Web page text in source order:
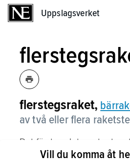
Uppslagsverket
flerstegsraket,
av två eller flera
Det första och tyngsta
från marken. När detta gjort
Vill du komma åt